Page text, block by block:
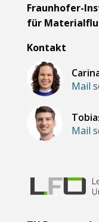
Fraunhofer-
für
Kontakt
Mail
Mail